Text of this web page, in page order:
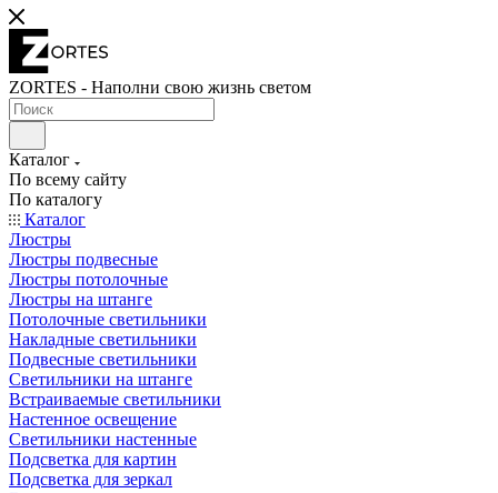
ZORTES - Наполни свою жизнь светом
Каталог
По всему сайту
По каталогу
Каталог
Люстры
Люстры подвесные
Люстры потолочные
Люстры на штанге
Потолочные светильники
Накладные светильники
Подвесные светильники
Светильники на штанге
Встраиваемые светильники
Настенное освещение
Светильники настенные
Подсветка для картин
Подсветка для зеркал